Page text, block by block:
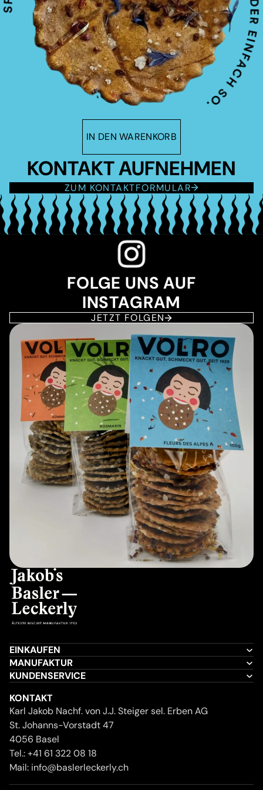
IN DEN WARENKORB
KONTAKT AUFNEHMEN
ZUM KONTAKTFORMULAR
FOLGE UNS AUF
INSTAGRAM
JETZT FOLGEN
EINKAUFEN
MANUFAKTUR
KUNDENSERVICE
KONTAKT
Karl Jakob Nachf. von J.J. Steiger sel. Erben AG
St. Johanns-Vorstadt 47
4056 Basel
Tel.:+41 61 322 08 18
Mail: info@baslerleckerly.ch